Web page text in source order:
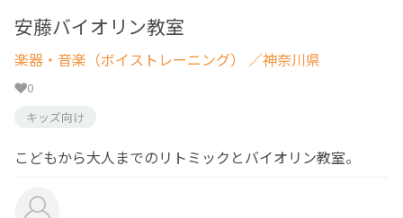
安藤バイオリン教室
楽器・音楽（ボイストレーニング） ／神奈川県
0
キッズ向け
こどもから大人までのリトミックとバイオリン教室。